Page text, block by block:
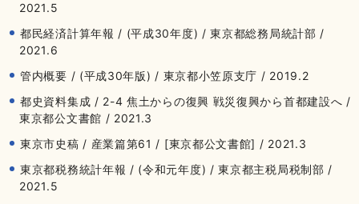
2021.5
都民経済計算年報 / (平成30年度) / 東京都総務局統計部 /
2021.6
管内概要 / (平成30年版) / 東京都小笠原支庁 / 2019.2
都史資料集成 / 2-4 焦土からの復興 戦災復興から首都建設へ /
東京都公文書館 / 2021.3
東京市史稿 / 産業篇第61 / [東京都公文書館] / 2021.3
東京都税務統計年報 / (令和元年度) / 東京都主税局税制部 /
2021.5